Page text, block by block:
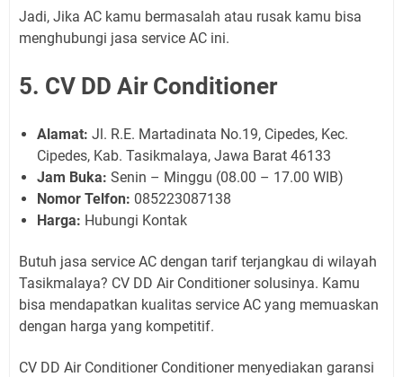
Jadi, Jika AC kamu bermasalah atau rusak kamu bisa
menghubungi jasa service AC ini.
5. CV DD Air Conditioner
Alamat: Jl. R.E. Martadinata No.19, Cipedes, Kec.
Cipedes, Kab. Tasikmalaya, Jawa Barat 46133
Jam Buka: Senin – Minggu (08.00 – 17.00 WIB)
Nomor Telfon: 085223087138
Harga: Hubungi Kontak
Butuh jasa service AC dengan tarif terjangkau di wilayah
Tasikmalaya? CV DD Air Conditioner solusinya. Kamu
bisa mendapatkan kualitas service AC yang memuaskan
dengan harga yang kompetitif.
CV DD Air Conditioner Conditioner menyediakan garansi